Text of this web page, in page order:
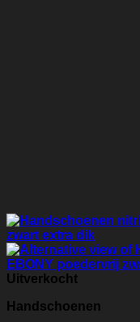
Uitverkocht
Handschoenen